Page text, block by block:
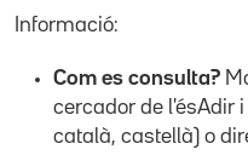
Informació:
Com es consulta?
cercador de l'ésAdir
català, castellà) o